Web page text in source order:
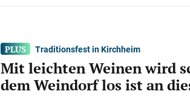
Traditionsfest in Kirchheim
Mit leichten Weinen wird
dem Weindorf los ist an